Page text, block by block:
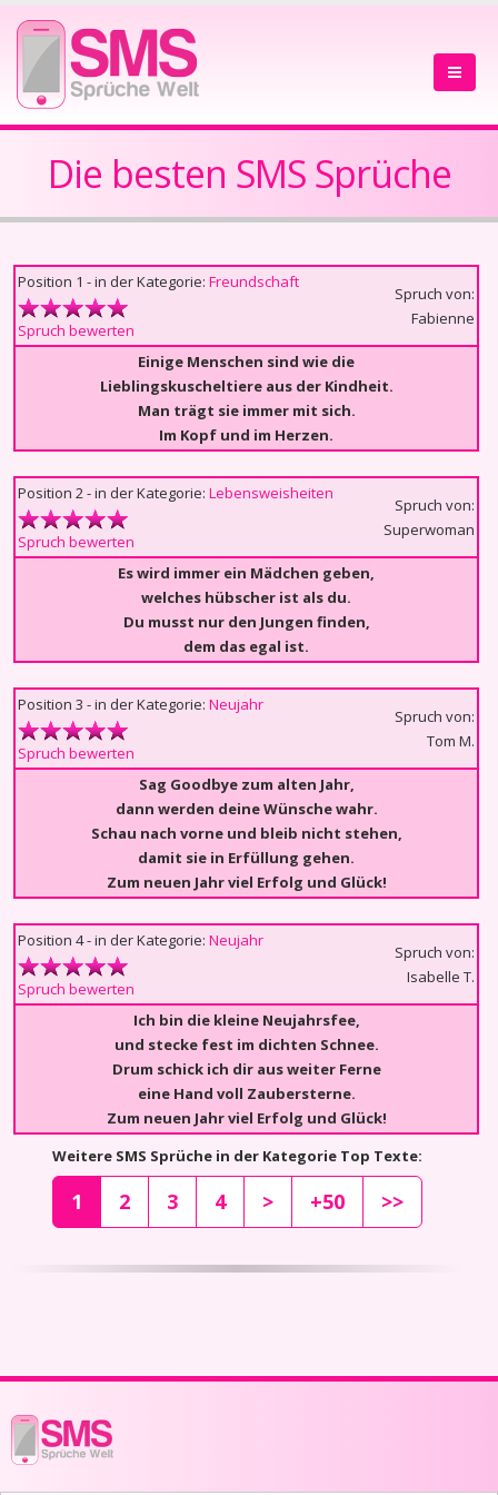
Die besten SMS Sprüche
Position 1 - in der Kategorie: Freundschaft
Spruch bewerten
Spruch von:
Fabienne
Einige Menschen sind wie die
Lieblingskuscheltiere aus der Kindheit.
Man trägt sie immer mit sich.
Im Kopf und im Herzen.
Position 2 - in der Kategorie: Lebensweisheiten
Spruch bewerten
Spruch von:
Superwoman
Es wird immer ein Mädchen geben,
welches hübscher ist als du.
Du musst nur den Jungen finden,
dem das egal ist.
Position 3 - in der Kategorie: Neujahr
Spruch bewerten
Spruch von:
Tom M.
Sag Goodbye zum alten Jahr,
dann werden deine Wünsche wahr.
Schau nach vorne und bleib nicht stehen,
damit sie in Erfüllung gehen.
Zum neuen Jahr viel Erfolg und Glück!
Position 4 - in der Kategorie: Neujahr
Spruch bewerten
Spruch von:
Isabelle T.
Ich bin die kleine Neujahrsfee,
und stecke fest im dichten Schnee.
Drum schick ich dir aus weiter Ferne
eine Hand voll Zaubersterne.
Zum neuen Jahr viel Erfolg und Glück!
Weitere SMS Sprüche in der Kategorie Top Texte:
1 2 3 4 > +50 >>